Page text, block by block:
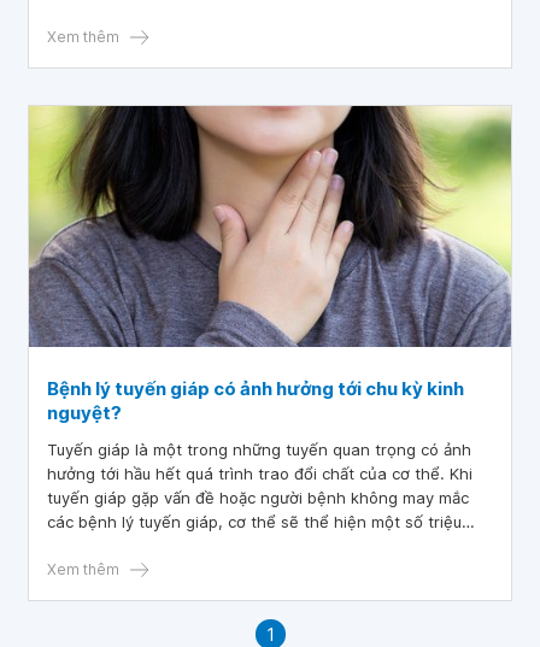
Xem thêm
Bệnh lý tuyến giáp có ảnh hưởng tới chu kỳ kinh
nguyệt?
Tuyến giáp là một trong những tuyến quan trọng có ảnh
hưởng tới hầu hết quá trình trao đổi chất của cơ thể. Khi
tuyến giáp gặp vấn đề hoặc người bệnh không may mắc
các bệnh lý tuyến giáp, cơ thể sẽ thể hiện một số triệu
trong những dấu hiệu giúp nhận diện bệnh lý về tuyến
Xem thêm
1